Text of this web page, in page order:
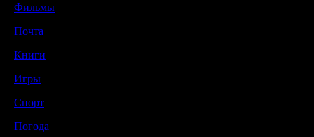
Фильмы
Почта
Книги
Игры
Спорт
Погода